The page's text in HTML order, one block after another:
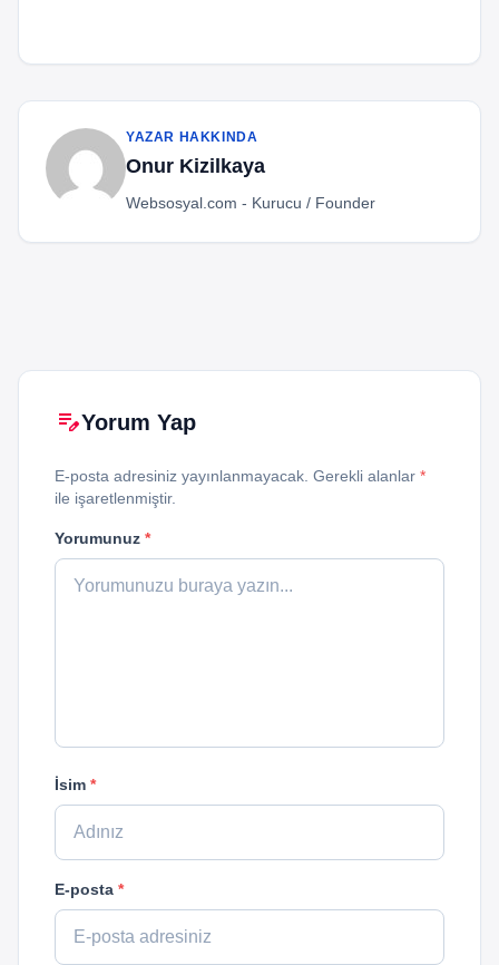
YAZAR HAKKINDA
Onur Kizilkaya
Websosyal.com - Kurucu / Founder
edit_noteYorum Yap
E-posta adresiniz yayınlanmayacak. Gerekli alanlar *
ile işaretlenmiştir.
Yorumunuz *
İsim *
E-posta *